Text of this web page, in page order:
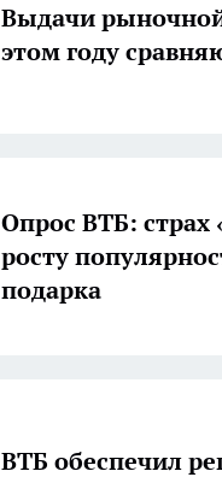
Выдачи
этом году
Опрос ВТБ: страх
росту
подарка
ВТБ обеспечил